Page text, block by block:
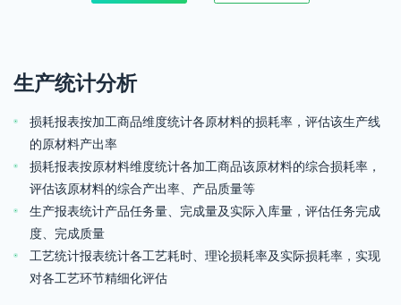
生产统计分析
损耗报表按加工商品维度统计各原材料的损耗率，评估该生产线
的原材料产出率
损耗报表按原材料维度统计各加工商品该原材料的综合损耗率，
评估该原材料的综合产出率、产品质量等
生产报表统计产品任务量、完成量及实际入库量，评估任务完成
度、完成质量
工艺统计报表统计各工艺耗时、理论损耗率及实际损耗率，实现
对各工艺环节精细化评估